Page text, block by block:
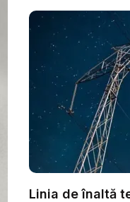
Linia de înaltă